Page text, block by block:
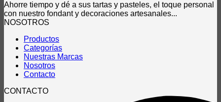
Ahorre tiempo y dé a sus tartas y pasteles, el toque personal
con nuestro fondant y decoraciones artesanales...
NOSOTROS
Productos
Categorías
Nuestras Marcas
Nosotros
Contacto
CONTACTO